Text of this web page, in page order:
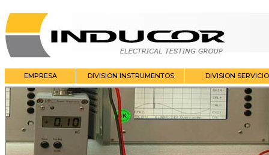
EMPRESA DIVISION INSTRUMENTOS DIVISION